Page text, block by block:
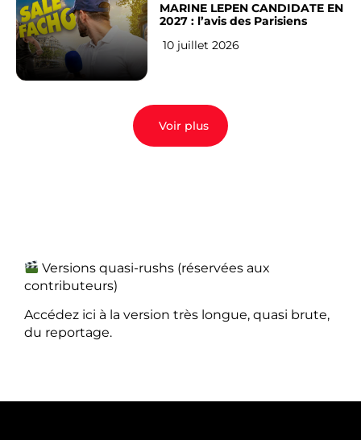
MARINE LEPEN CANDIDATE EN
2027 : l’avis des Parisiens
10 juillet 2026
Voir plus
Versions quasi-rushs (réservées aux
contributeurs)
Accédez ici à la version très longue, quasi brute,
du reportage.